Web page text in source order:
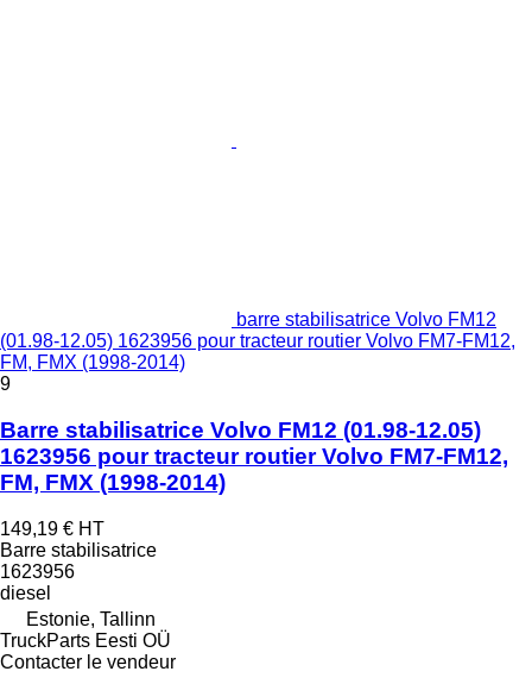
barre stabilisatrice Volvo FM12
(01.98-12.05) 1623956 pour tracteur routier Volvo FM7-FM12,
FM, FMX (1998-2014)
9
Barre stabilisatrice Volvo FM12 (01.98-12.05)
1623956 pour tracteur routier Volvo FM7-FM12,
FM, FMX (1998-2014)
149,19 € HT
Barre stabilisatrice
1623956
diesel
Estonie, Tallinn
TruckParts Eesti OÜ
Contacter le vendeur